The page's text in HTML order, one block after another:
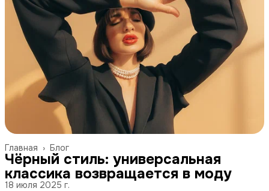
Блог
Главная ›
Чёрный стиль: универсальная
классика возвращается в моду
18 июля 2025 г.